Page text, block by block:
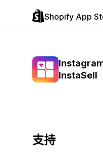
Shopify App
InstaSell
支持